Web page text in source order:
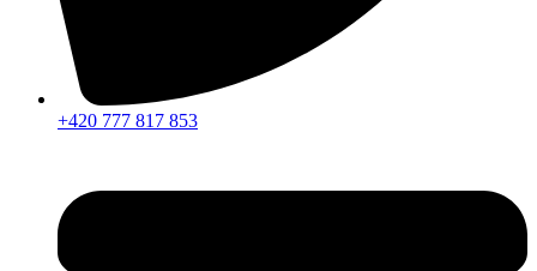
+420 777 817 853